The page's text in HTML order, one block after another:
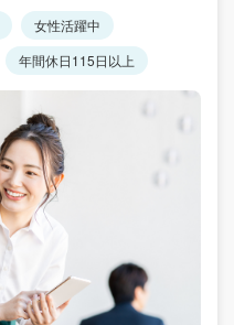
女性活躍中
年間休日115日以上